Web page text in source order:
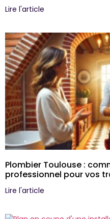
Lire l'article
Plombier Toulouse :
professionnel pour vos
Lire l'article